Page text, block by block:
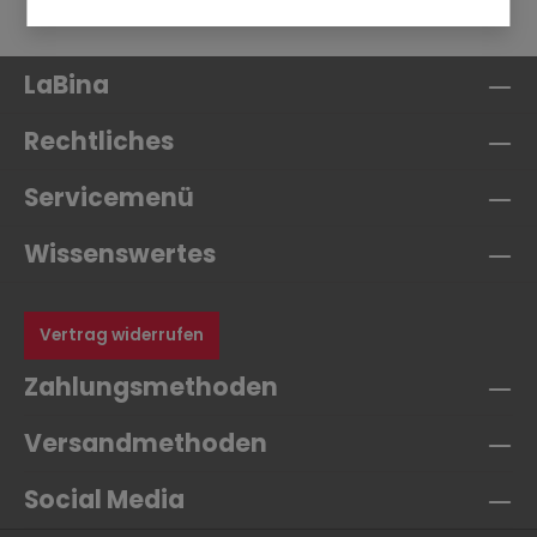
LaBina
Rechtliches
Servicemenü
Wissenswertes
Vertrag widerrufen
Zahlungsmethoden
Versandmethoden
Social Media